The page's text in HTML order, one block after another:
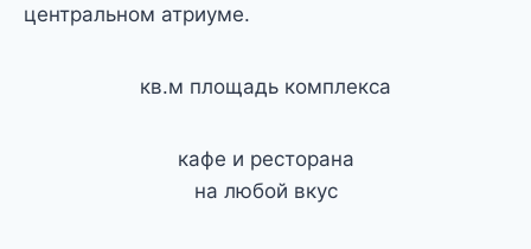
центральном атриуме.
кв.м площадь комплекса
кафе и ресторана
на любой вкус